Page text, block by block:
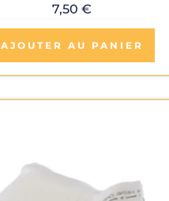
7,50€
AJOUTER AU PANIER